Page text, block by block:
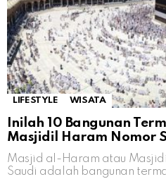
LIFESTYLE WISATA
Inilah 10 Bangunan
Masjidil Haram Nomor
Masjid al-Haram atau
Saudi adalah bangunan